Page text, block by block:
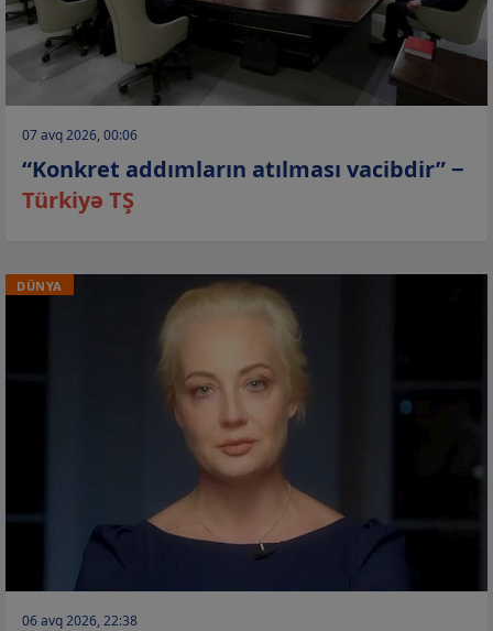
07 avq 2026, 00:06
“Konkret addımların atılması vacibdir” −
Türkiyə TŞ
DÜNYA
06 avq 2026, 22:38